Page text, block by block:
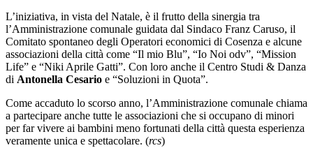
L’iniziativa, in vista del Natale, è il frutto della sinergia tra
l’Amministrazione comunale guidata dal Sindaco Franz Caruso, il
Comitato spontaneo degli Operatori economici di Cosenza e alcune
associazioni della città come “Il mio Blu”, “Io Noi odv”, “Mission
Life” e “Niki Aprile Gatti”. Con loro anche il Centro Studi & Danza
di Antonella Cesario e “Soluzioni in Quota”.
Come accaduto lo scorso anno, l’Amministrazione comunale chiama
a partecipare anche tutte le associazioni che si occupano di minori
per far vivere ai bambini meno fortunati della città questa esperienza
veramente unica e spettacolare. (rcs)